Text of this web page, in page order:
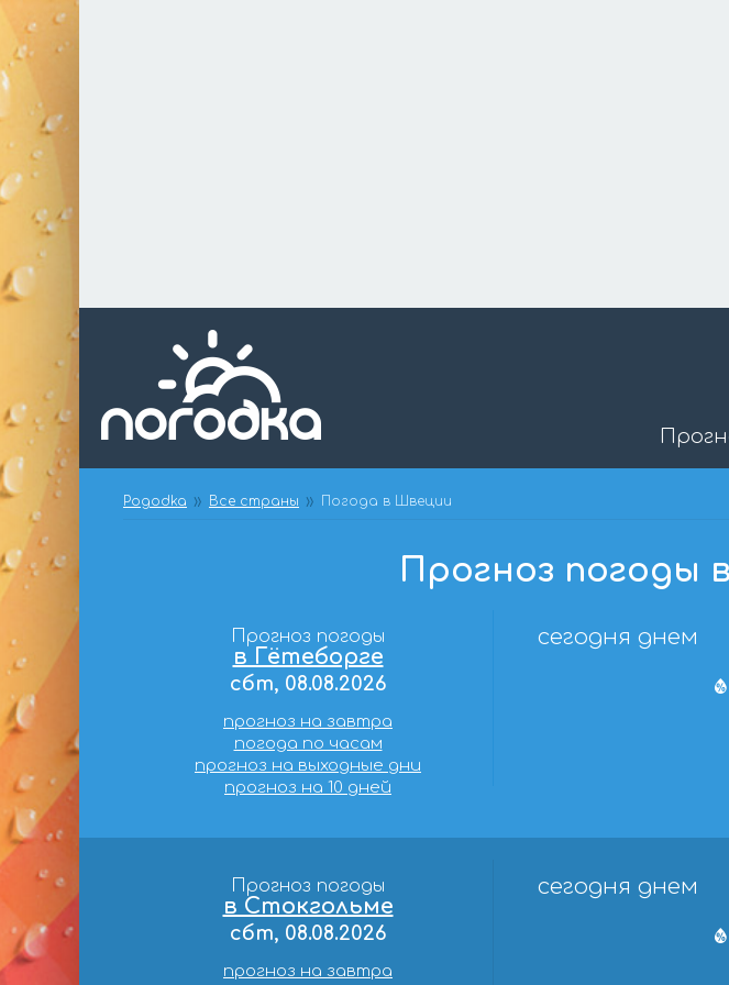
Pogodka Все страны Погода в Швеции
Прогноз погоды
Прогноз погоды
в Гётеборге
сбт, 08.08.2026
прогноз на завтра
погода по часам
прогноз на выходные дни
прогноз на 10 дней
сегодня днем
Прогноз погоды
в Стокгольме
сбт, 08.08.2026
прогноз на завтра
сегодня днем